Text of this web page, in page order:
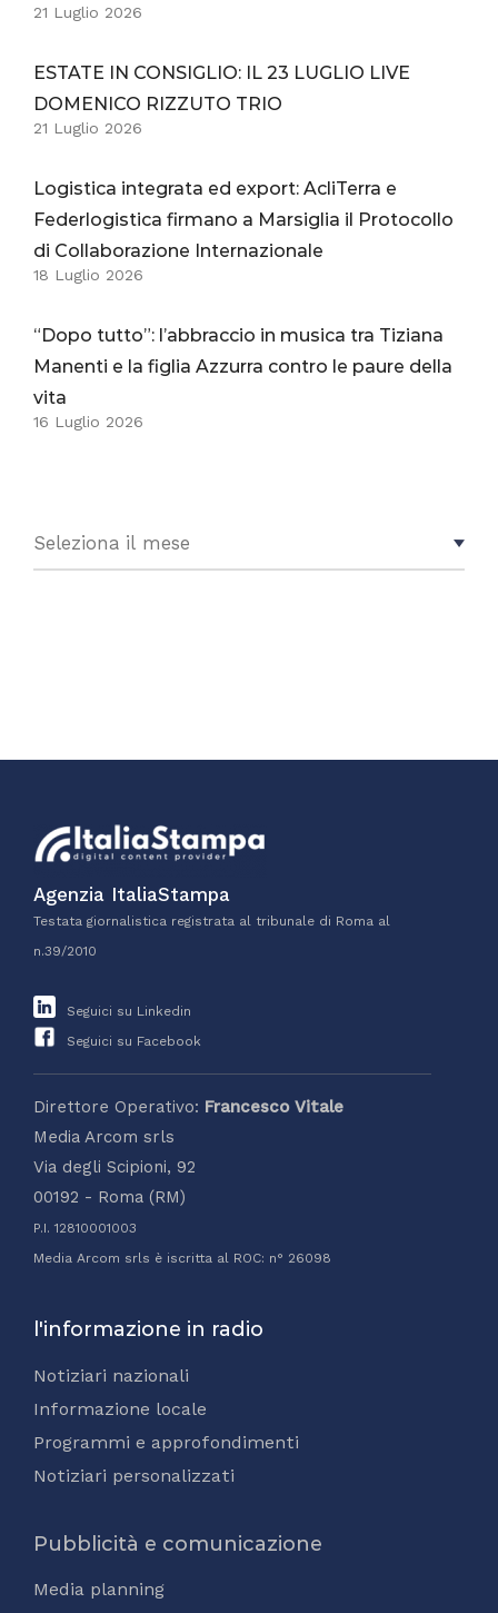
21 Luglio 2026
ESTATE IN CONSIGLIO: IL 23 LUGLIO LIVE
DOMENICO RIZZUTO TRIO
21 Luglio 2026
Logistica integrata ed export: AcliTerra e
Federlogistica firmano a Marsiglia il Protocollo
di Collaborazione Internazionale
18 Luglio 2026
“Dopo tutto”: l’abbraccio in musica tra Tiziana
Manenti e la figlia Azzurra contro le paure della
vita
16 Luglio 2026
Agenzia ItaliaStampa
Testata giornalistica registrata al tribunale di Roma al
n.39/2010
Seguici su Linkedin
Seguici su Facebook
Direttore Operativo: Francesco Vitale
Media Arcom srls
Via degli Scipioni, 92
00192 - Roma (RM)
P.I. 12810001003
Media Arcom srls è iscritta al ROC: n° 26098
l'informazione in radio
Notiziari nazionali
Informazione locale
Programmi e approfondimenti
Notiziari personalizzati
Pubblicità e comunicazione
Media planning